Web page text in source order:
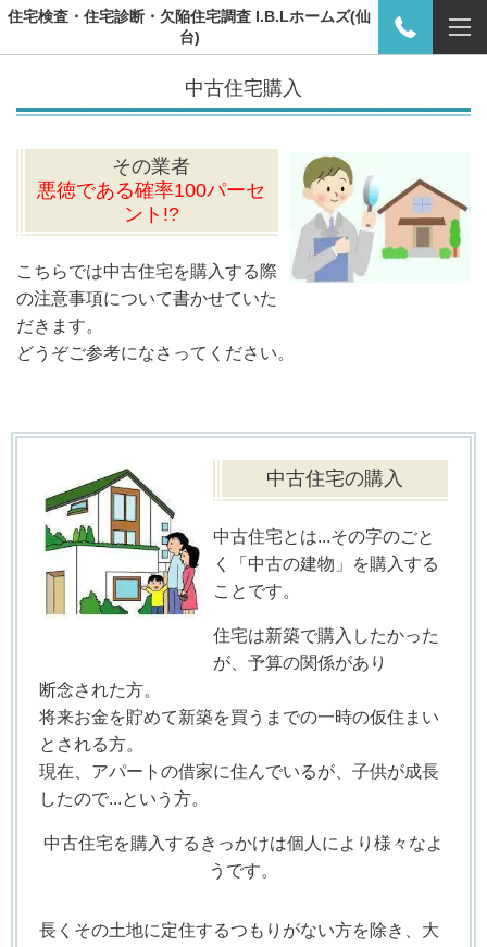
住宅検査・住宅診断・欠陥住宅調査 I.B.Lホームズ(仙
台)
中古住宅購入
その業者
悪徳である確率100パーセ
ント !?
こちらでは中古住宅を購入する際
の注意事項について書かせていた
だきます。
どうぞご参考になさってください。
中古住宅の購入
中古住宅とは...その字のごと
く「中古の建物」を購入する
ことです。
住宅は新築で購入したかった
が、予算の関係があり
断念された方。
将来お金を貯めて新築を買うまでの一時の仮住まい
とされる方。
現在、アパートの借家に住んでいるが、子供が成長
したので...という方。
中古住宅を購入するきっかけは個人により様々なよ
うです。
長くその土地に定住するつもりがない方を除き、大